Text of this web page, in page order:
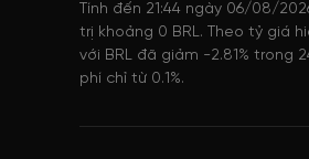
Tính đến 21:44 ngày 06/08/
trị khoảng 0 BRL. Theo tỷ giá
với BRL đã giảm -2.81% trong
phí chỉ từ 0.1%.